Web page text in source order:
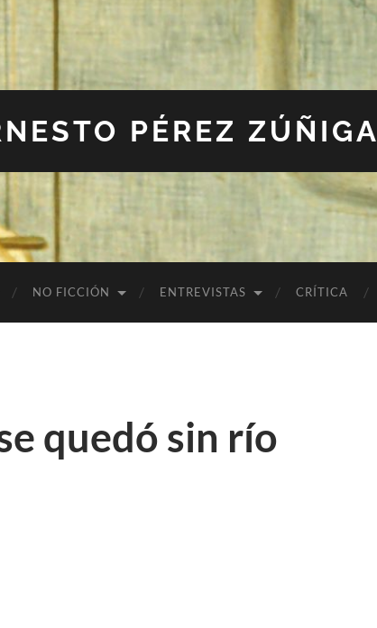
PÉREZ ZÚÑIGA
NO FICCIÓN ENTREVISTAS CRÍTICA
quedó sin río